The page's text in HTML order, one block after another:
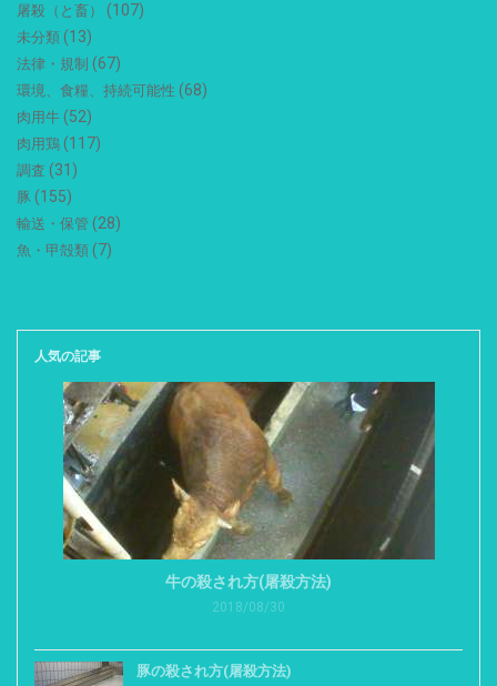
屠殺（と畜） (107)
未分類 (13)
法律・規制 (67)
環境、食糧、持続可能性 (68)
肉用牛 (52)
肉用鶏 (117)
調査 (31)
豚 (155)
輸送・保管 (28)
魚・甲殻類 (7)
人気の記事
牛の殺され方(屠殺方法)
2018/08/30
豚の殺され方(屠殺方法)